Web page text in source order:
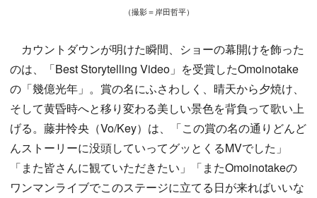
（撮影＝岸田哲平）
カウントダウンが明けた瞬間、ショーの幕開けを飾った
のは、「Best Storytelling Video」を受賞したOmoinotake
の「幾億光年」。賞の名にふさわしく、晴天から夕焼け、
そして黄昏時へと移り変わる美しい景色を背負って歌い上
げる。藤井怜央（Vo/Key）は、「この賞の名の通りどんど
んストーリーに没頭していってグッとくるMVでした」
「また皆さんに観ていただきたい」「またOmoinotakeの
ワンマンライブでこのステージに立てる日が来ればいいな